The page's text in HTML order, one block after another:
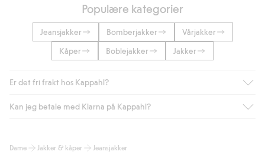
Populære kategorier
Jeansjakker Bomberjakker
Vårjakker
Kåper
Boblejakker Jakker
Er det fri frakt hos Kappahl?
Som medlem i Kappahl Club har du alltid gratis frakt til butikk,
automatisk etter at du har logget inn og er identifisert som
Kan jeg betale med Klarna på Kappahl?
og andre betalingsmåter.
Dame Jakker & kåper Jeansjakker